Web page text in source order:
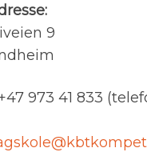
9
973 41 833